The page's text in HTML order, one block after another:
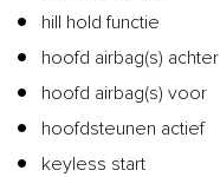
hill hold functie
hoofd airbag(s) achter
hoofd airbag(s) voor
hoofdsteunen actief
keyless start